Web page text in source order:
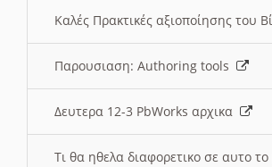
Καλές Πρακτικές αξιοποίησης του
Παρουσιαση: Authoring tools
Δευτερα 12-3 PbWorks αρχικα
Τι θα ηθελα διαφορετικο σε αυτο